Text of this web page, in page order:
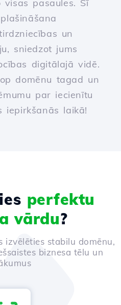
pasaules. Šī
un
sniedzot jums
digitālajā vidē.
domēnu tagad un
par iecienītu
iepirkšanās laikā!
perfektu
vārdu?
izvēlēties stabilu domēnu,
biznesa tēlu un